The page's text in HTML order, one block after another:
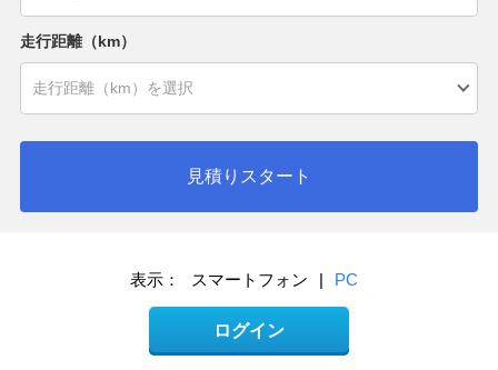
走行距離（km）
見積りスタート
表示： スマートフォン PC
ログイン